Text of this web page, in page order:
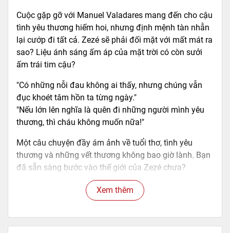
Cuộc gặp gỡ với Manuel Valadares mang đến cho cậu
tình yêu thương hiếm hoi, nhưng định mệnh tàn nhẫn
lại cướp đi tất cả. Zezé sẽ phải đối mặt với mất mát ra
sao? Liệu ánh sáng ấm áp của mặt trời có còn sưởi
ấm trái tim cậu?
"Có những nỗi đau không ai thấy, nhưng chúng vẫn
đục khoét tâm hồn ta từng ngày."
"Nếu lớn lên nghĩa là quên đi những người mình yêu
thương, thì cháu không muốn nữa!"
Một câu chuyện đầy ám ảnh về tuổi thơ, tình yêu
thương và những vết thương không bao giờ lành. Bạn
đã sẵn sàng bước vào thế giới của Zezé chưa?
==========================================
============================
Xem thêm